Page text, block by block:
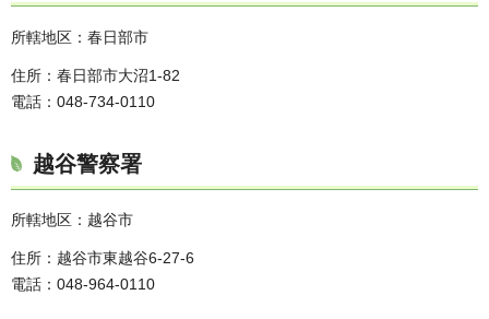
所轄地区：春日部市
住所：春日部市大沼1-82
電話：048-734-0110
越谷警察署
所轄地区：越谷市
住所：越谷市東越谷6-27-6
電話：048-964-0110